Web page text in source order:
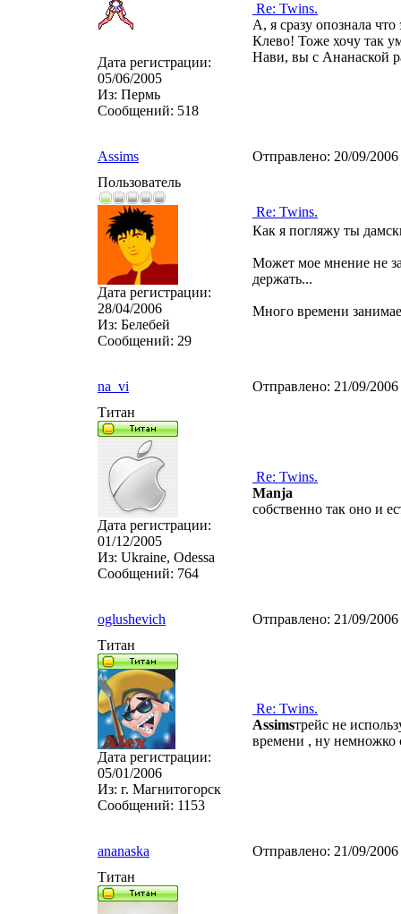
Дата регистрации:
05/06/2005
Из: Пермь
Сообщений: 518
Re: Twins.
А, я сразу опознала
Клево! Тоже хочу так
Нави, вы с Ананаской
Assims Отправлено: 20/09/
Пользователь
Дата регистрации:
28/04/2006
Из: Белебей
Сообщений: 29
Re: Twins.
Как я погляжу ты
Может мое мнение не
держать...
Много времени
na_vi Отправлено: 21/09/
Титан
Дата регистрации:
01/12/2005
Из: Ukraine, Odessa
Сообщений: 764
Re: Twins.
Manja
собственно так оно и
oglushevich Отправлено: 21/09/
Титан
Дата регистрации:
05/01/2006
Из: г. Магнитогорск
Сообщений: 1153
Re: Twins.
Assimsтрейс не
времени , ну немножко
ananaska Отправлено: 21/09/
Титан